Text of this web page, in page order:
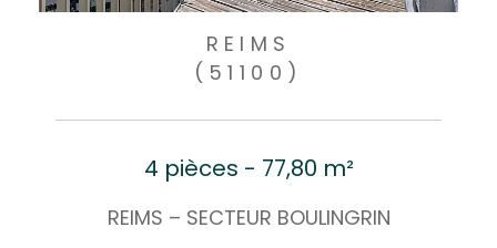
REIMS
(51100)
4 pièces - 77,80 m²
REIMS – SECTEUR BOULINGRIN